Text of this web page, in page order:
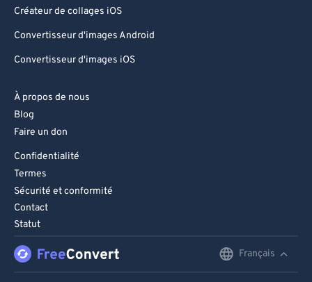
Créateur de collages iOS
Convertisseur d'images Android
Convertisseur d'images iOS
À propos de nous
Blog
Faire un don
Confidentialité
Termes
Sécurité et conformité
Contact
Statut
Français